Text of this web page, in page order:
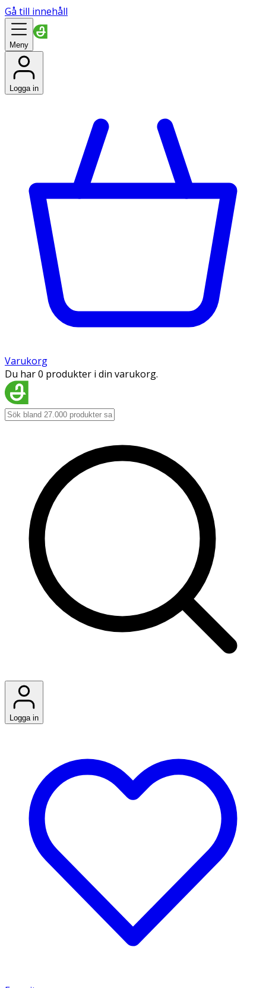
Gå till innehåll
Meny
Logga in
Varukorg
Du har 0 produkter i din varukorg.
Logga in